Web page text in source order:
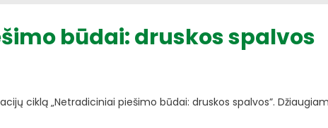
būdai: druskos spalvos
ciklą „Netradiciniai piešimo būdai: druskos spalvos”.